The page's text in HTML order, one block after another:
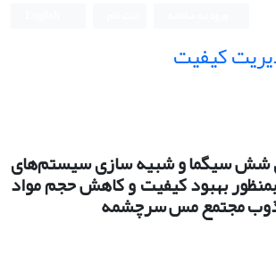
کیفیت
شش سیگما و شبیه سازی سیستم‌های
بهبود کیفیت و کاهش حجم مواد
ذوب مجتمع مس سرچشمه